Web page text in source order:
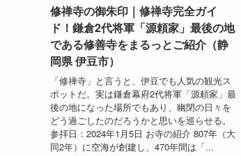
修禅寺の御朱印｜修禅寺完全ガイ
ド！鎌倉2代将軍「源頼家」最後の地
である修善寺をまるっとご紹介（静
岡県 伊豆市）
「修禅寺」と言うと、伊豆でも人気の観光ス
ポットだ。実は鎌倉幕府2代将軍「源頼家」最
後の地になった場所でもあり、幽閉の日々を
どう過ごしたのだろうかと思いを巡らせる。
参拝日：2024年1月5日 お寺の紹介 807年（大
同2年）に空海が創建し、470年間は「...